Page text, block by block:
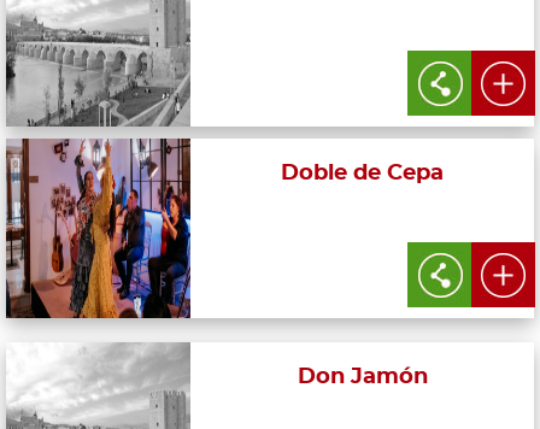
Doble de Cepa
Don Jamón